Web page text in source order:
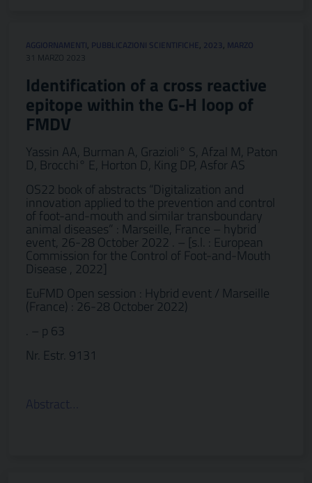
AGGIORNAMENTI, PUBBLICAZIONI SCIENTIFICHE, 2023, MARZO
31 MARZO 2023
Identification of a cross reactive
epitope within the G-H loop of
FMDV
Yassin AA, Burman A, Grazioli° S, Afzal M, Paton
D, Brocchi° E, Horton D, King DP, Asfor AS
OS22 book of abstracts “Digitalization and
innovation applied to the prevention and control
of foot-and-mouth and similar transboundary
animal diseases” : Marseille, France – hybrid
event, 26-28 October 2022 . – [s.l. : European
Commission for the Control of Foot-and-Mouth
Disease , 2022]
EuFMD Open session : Hybrid event / Marseille
(France) : 26-28 October 2022)
. – p 63
Nr. Estr. 9131
Abstract…